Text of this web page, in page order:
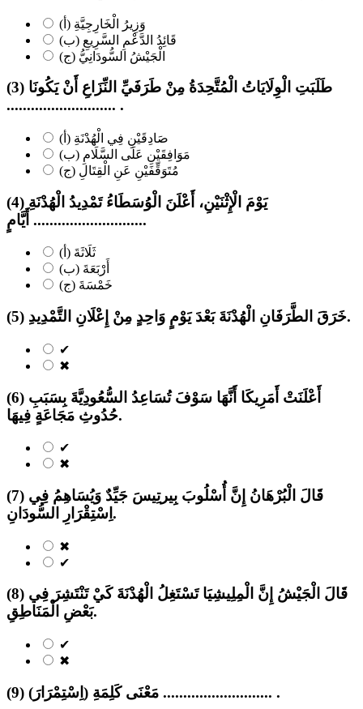
(أ) وَزِيرُ الْخَارِجِيَّةِ
(ب) قَائِدُ الدَّعْمِ السَّرِيعِ
(ج) الْجَيْشُ السُّودَانِيُّ
(3) طَلَبَتِ الْوِلَايَاتُ الْمُتَّحِدَةُ مِنْ طَرَفَيِّ النِّزَاعِ أَنْ يَكُونَا
........................... .
(أ) صَادِقَيْنِ فِي الْهُدْنَةِ
(ب) مَوَافِقَيْنِ عَلَى السَّلَامِ
(ج) مُتَوَقِّفَيْنِ عَنِ الْقِتَالِ
(4) يَوْمَ الْإِثْنَيْنِ، أَعْلَنَ الْوُسَطَاءُ تَمْدِيدُ الْهُدْنَةِ
........................... أَيَّامٍ.
(أ) ثَلَاثَةَ
(ب) أَرْبَعَةَ
(ج) خَمْسَةَ
(5) خَرَقَ الطَّرَفَانِ الْهُدْنَةَ بَعْدَ يَوْمٍ وَاحِدٍ مِنْ إِعْلَانِ التَّمْدِيدِ.
✔
✖
(6) أَعْلَنَتْ أَمَرِيكَا أَنَّهَا سَوْفَ تُسَاعِدُ السُّعُودِيَّةَ بِسَبَبِ
حُدُوثِ مَجَاعَةٍ فِيهَا.
✔
✖
(7) قَالَ الْبُرْهَانُ إِنَّ أُسْلُوبَ بِيرتِيسَ جَيِّدٌ وَيُسَاهِمُ فِي
اِسْتِقْرَارِ السُّودَانِ.
✖
✔
(8) قَالَ الْجَيْشُ إِنَّ الْمِلِيشِيَا تَسْتَغِلُ الْهُدْنَةَ كَيْ تَنْتَشِرَ فِي
بَعْضِ الْمَنَاطِقِ.
✔
✖
(9) مَعْنَى كَلِمَةِ (اِسْتِمْرَارَ) ........................... .